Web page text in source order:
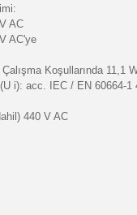
AC
AC'ye
Koşullarında 11,1
i): acc. IEC / EN 60664-1
440 V AC